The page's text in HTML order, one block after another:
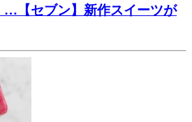
…【セブン】新作スイーツが